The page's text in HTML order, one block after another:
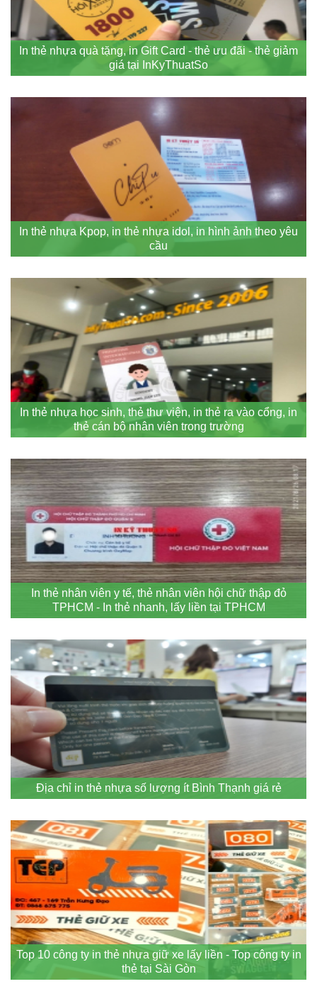
In thẻ nhựa quà tặng, in Gift Card - thẻ ưu đãi - thẻ giảm
giá tại InKyThuatSo
In thẻ nhựa Kpop, in thẻ nhựa idol, in hình ảnh theo yêu
cầu
In thẻ nhựa học sinh, thẻ thư viện, in thẻ ra vào cổng, in
thẻ cán bộ nhân viên trong trường
In thẻ nhân viên y tế, thẻ nhân viên hội chữ thập đỏ
TPHCM - In thẻ nhanh, lấy liền tại TPHCM
Địa chỉ in thẻ nhựa số lượng ít Bình Thạnh giá rẻ
Top 10 công ty in thẻ nhựa giữ xe lấy liền - Top công ty in
thẻ tại Sài Gòn